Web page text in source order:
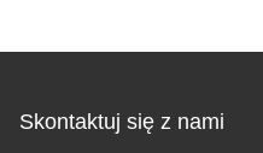
Skontaktuj się z nami